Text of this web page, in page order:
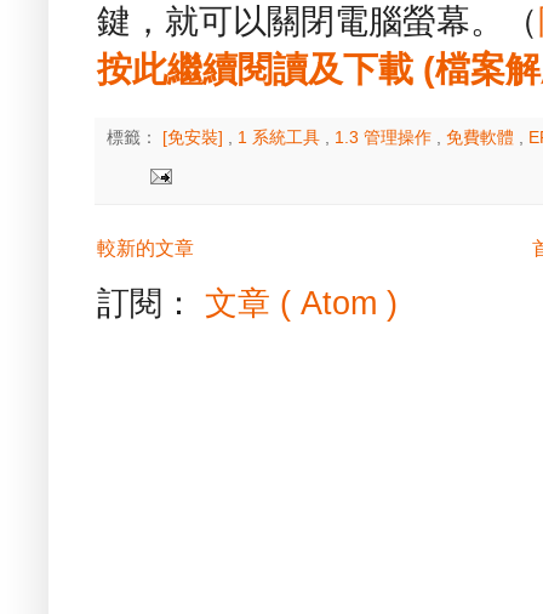
鍵，就可以關閉電腦螢幕。（
按此繼續閱讀及下載 (檔案
標籤： [免安裝] 1 系統工具 1.3 管理操作 免費軟體
較新的文章
訂閱： 文章 ( Atom )